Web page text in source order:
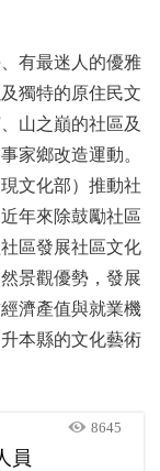
有最迷人的優雅
獨特的原住民文
山之巔的社區及
家鄉改造運動。
文化部）推動社
年來除鼓勵社區
區發展社區文化
景觀優勢，發展
濟產值與就業機
本縣的文化藝術
8645
員